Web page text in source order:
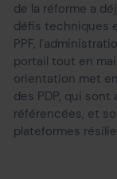
de la réforme a
défis techniques
PPF,
portail tout en
orientation met
des PDP, qui sont
référencées, et
plateformes